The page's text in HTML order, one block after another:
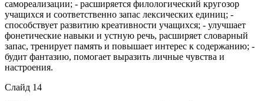
самореализации; - расширяется филологический кругозор
учащихся и соответственно запас лексических единиц; -
способствует развитию креативности учащихся; - улучшает
фонетические навыки и устную речь, расширяет словарный
запас, тренирует память и повышает интерес к содержанию; -
будит фантазию, помогает выразить личные чувства и
настроения.
Слайд 14